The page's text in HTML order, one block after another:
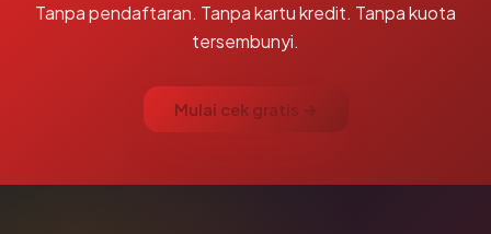
Tanpa pendaftaran. Tanpa kartu kredit. Tanpa kuota
tersembunyi.
Mulai cek gratis →